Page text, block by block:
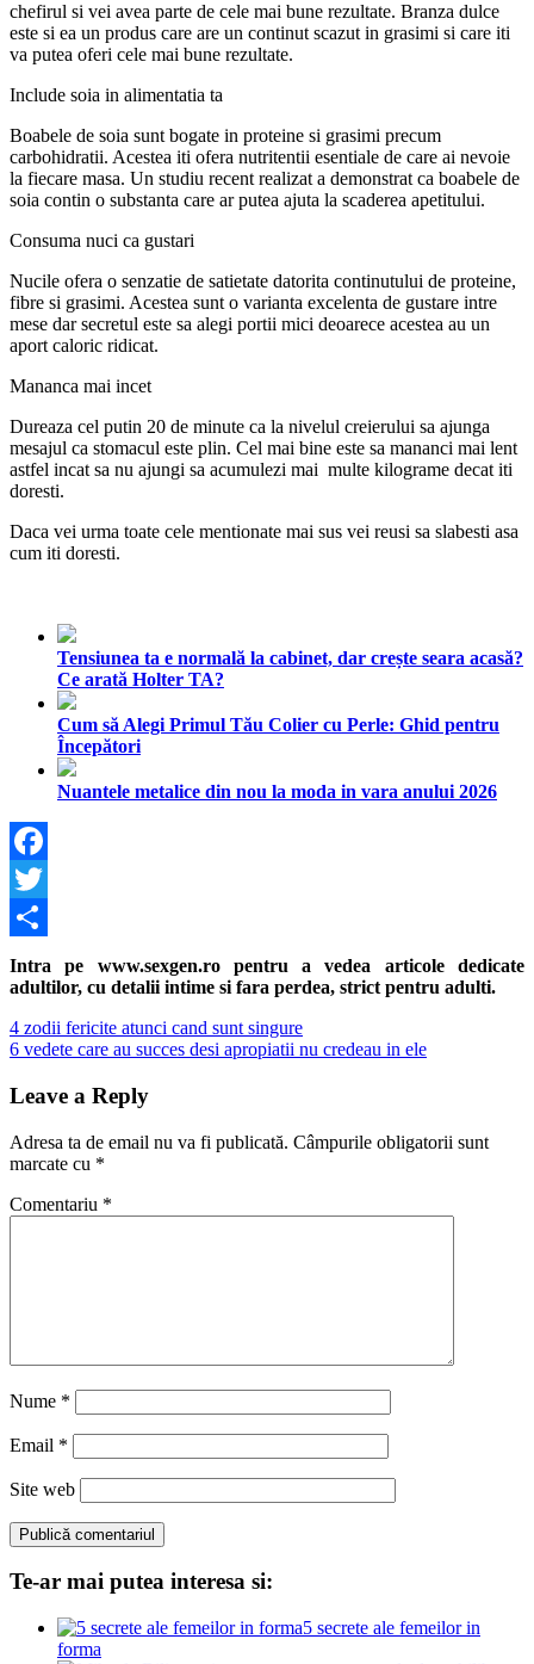
chefirul si vei avea parte de cele mai bune rezultate. Branza dulce
este si ea un produs care are un continut scazut in grasimi si care iti
va putea oferi cele mai bune rezultate.
Include soia in alimentatia ta
Boabele de soia sunt bogate in proteine si grasimi precum
carbohidratii. Acestea iti ofera nutritentii esentiale de care ai nevoie
la fiecare masa. Un studiu recent realizat a demonstrat ca boabele de
soia contin o substanta care ar putea ajuta la scaderea apetitului.
Consuma nuci ca gustari
Nucile ofera o senzatie de satietate datorita continutului de proteine,
fibre si grasimi. Acestea sunt o varianta excelenta de gustare intre
mese dar secretul este sa alegi portii mici deoarece acestea au un
aport caloric ridicat.
Mananca mai incet
Dureaza cel putin 20 de minute ca la nivelul creierului sa ajunga
mesajul ca stomacul este plin. Cel mai bine este sa mananci mai lent
astfel incat sa nu ajungi sa acumulezi mai multe kilograme decat iti
doresti.
Daca vei urma toate cele mentionate mai sus vei reusi sa slabesti asa
cum iti doresti.
Tensiunea ta e normală la cabinet, dar crește seara acasă?
Ce arată Holter TA?
Cum să Alegi Primul Tău Colier cu Perle: Ghid pentru
Începători
Nuantele metalice din nou la moda in vara anului 2026
Facebook
Twitter
Share
Intra pe www.sexgen.ro pentru a vedea articole dedicate
adultilor, cu detalii intime si fara perdea, strict pentru adulti.
Navigare
în
articole
Previous
Post:
4 zodii fericite atunci cand sunt singure
Next
6 vedete care au succes desi apropiatii nu credeau in ele
Leave a Reply
Adresa ta de email nu va fi publicată. Câmpurile obligatorii sunt
marcate cu *
Comentariu *
Nume *
Email *
Site web
Te-ar mai putea interesa si:
5 secrete ale femeilor in
forma